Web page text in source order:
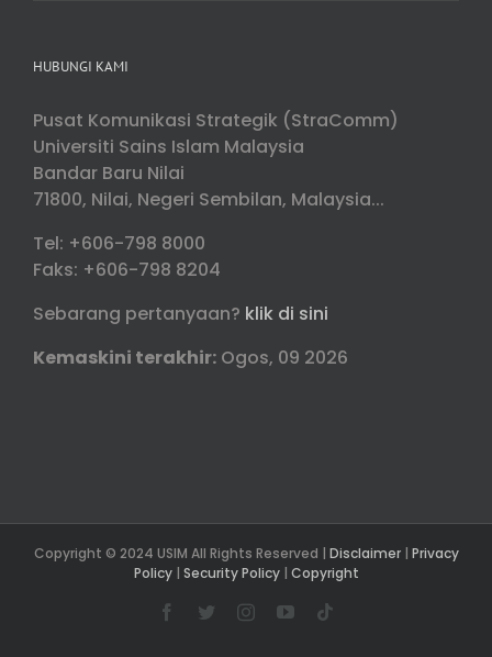
HUBUNGI KAMI
Pusat Komunikasi Strategik (StraComm)
Universiti Sains Islam Malaysia
Bandar Baru Nilai
71800, Nilai, Negeri Sembilan, Malaysia...
Tel: +606-798 8000
Faks: +606-798 8204
Sebarang pertanyaan? klik di sini
Kemaskini terakhir: Ogos, 09 2026
Copyright © 2024 USIM All Rights Reserved | Disclaimer| Privacy
Policy| Security Policy| Copyright
Facebook
TwitterInstagramYouTube